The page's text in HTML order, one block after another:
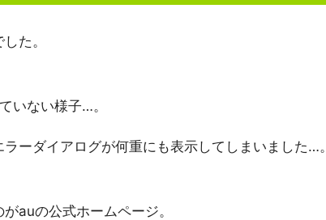
た。
いない様子…。
ーダイアログが何重にも表示してしまいました…。
auの公式ホームページ。